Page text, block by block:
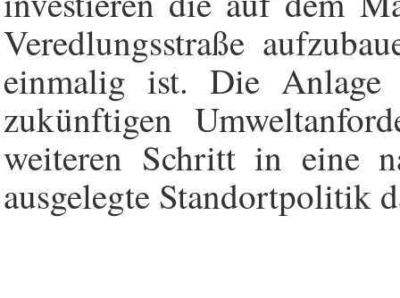
Veredlungsstraße
einmalig ist. Die
zukünftigen
weiteren Schritt in eine
ausgelegte Standortpolitik